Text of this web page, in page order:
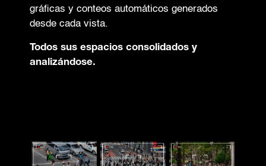
gráficas y conteos automáticos generados
desde cada vista.
Todos sus espacios consolidados y
analizándose.